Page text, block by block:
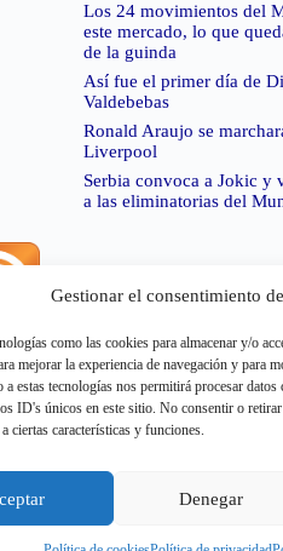
Gestionar el consentimiento
como las cookies para almacenar y/o
mejorar la experiencia de navegación y para
a estas tecnologías nos permitirá procesar
ID's únicos en este sitio. No consentir o
ciertas características y funciones.
Denegar
Los 24 movimientos del
este mercado, lo que
de la guinda
Así fue el primer día de
Valdebebas
Ronald Araujo se
Liverpool
Serbia convoca a Jokic y
a las eliminatorias del
de RSS:Retrieved unsupported